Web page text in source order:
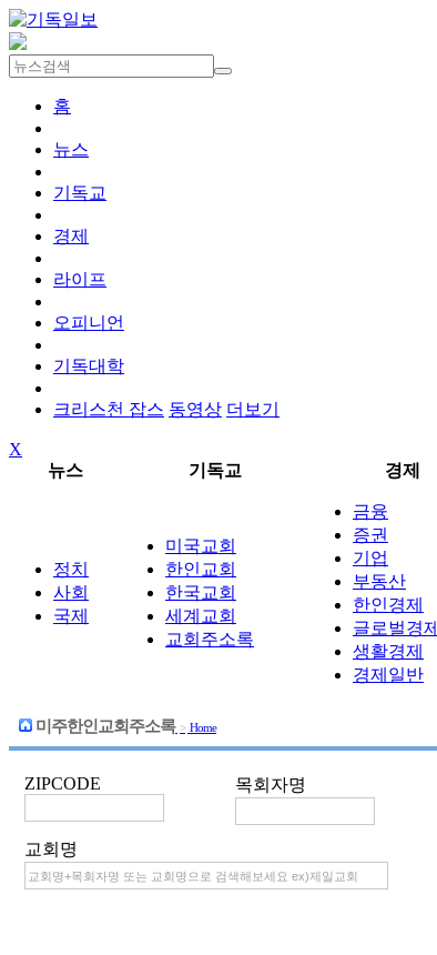
홈
뉴스
기독교
경제
라이프
오피니언
기독대학
크리스천 잡스 동영상 더보기
X
뉴스
기독교 경제
정치
사회
국제
미국교회
한인교회
한국교회
세계교회
교회주소록
금융
증권
기업
부동산
한인경제
글로벌경제
생활경제
경제일반
미주한인교회주소록 > Home
ZIPCODE 목회자명
교회명